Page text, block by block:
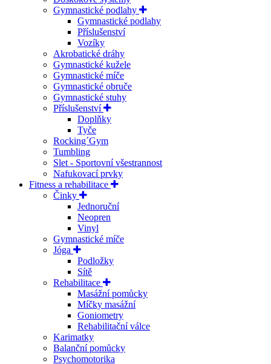
Gymnastické podlahy
Gymnastické podlahy
Příslušenství
Vozíky
Akrobatické dráhy
Gymnastické kužele
Gymnastické míče
Gymnastické obruče
Gymnastické stuhy
Příslušenství
Doplňky
Tyče
Rocking´Gym
Tumbling
Slet - Sportovní všestrannost
Nafukovací prvky
Fitness a rehabilitace
Činky
Jednoruční
Neopren
Vinyl
Gymnastické míče
Jóga
Podložky
Sítě
Rehabilitace
Masážní pomůcky
Míčky masážní
Goniometry
Rehabilitační válce
Karimatky
Balanční pomůcky
Psychomotorika